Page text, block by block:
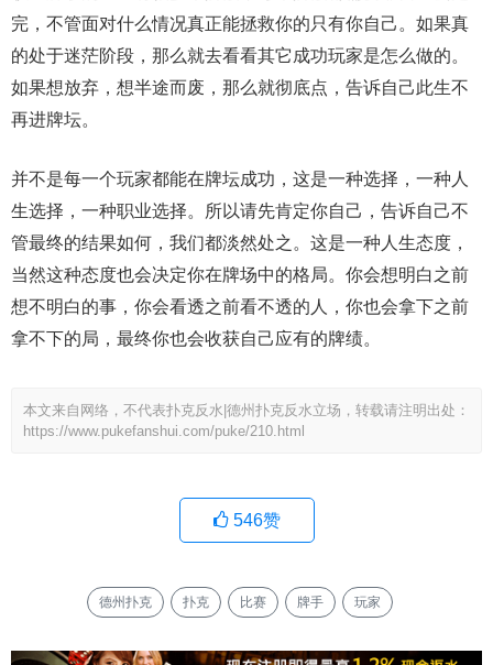
完，不管面对什么情况真正能拯救你的只有你自己。如果真
的处于迷茫阶段，那么就去看看其它成功玩家是怎么做的。
如果想放弃，想半途而废，那么就彻底点，告诉自己此生不
再进牌坛。
并不是每一个玩家都能在牌坛成功，这是一种选择，一种人
生选择，一种职业选择。所以请先肯定你自己，告诉自己不
管最终的结果如何，我们都淡然处之。这是一种人生态度，
当然这种态度也会决定你在牌场中的格局。你会想明白之前
想不明白的事，你会看透之前看不透的人，你也会拿下之前
拿不下的局，最终你也会收获自己应有的牌绩。
本文来自网络，不代表扑克反水|德州扑克反水立场，转载请注明出处：
https://www.pukefanshui.com/puke/210.html
546赞
德州扑克 扑克 比赛 牌手 玩家